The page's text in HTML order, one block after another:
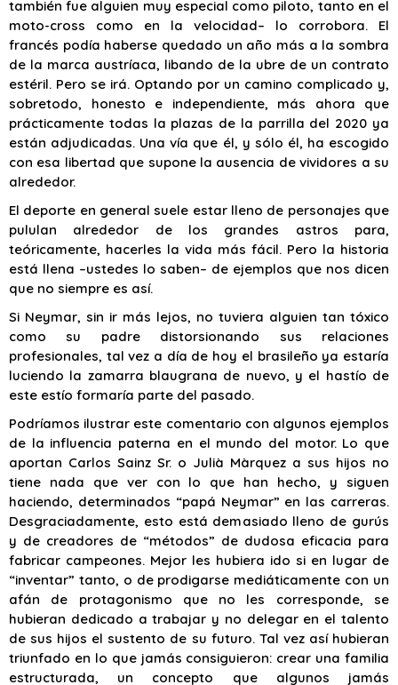
también fue alguien muy especial como piloto, tanto en el
moto-cross como en la velocidad– lo corrobora. El
francés podía haberse quedado un año más a la sombra
de la marca austríaca, libando de la ubre de un contrato
estéril. Pero se irá. Optando por un camino complicado y,
sobretodo, honesto e independiente, más ahora que
prácticamente todas la plazas de la parrilla del 2020 ya
están adjudicadas. Una vía que él, y sólo él, ha escogido
con esa libertad que supone la ausencia de vividores a su
alrededor.
El deporte en general suele estar lleno de personajes que
pululan alrededor de los grandes astros para,
teóricamente, hacerles la vida más fácil. Pero la historia
está llena –ustedes lo saben– de ejemplos que nos dicen
que no siempre es así.
Si Neymar, sin ir más lejos, no tuviera alguien tan tóxico
como su padre distorsionando sus relaciones
profesionales, tal vez a día de hoy el brasileño ya estaría
luciendo la zamarra blaugrana de nuevo, y el hastío de
este estío formaría parte del pasado.
Podríamos ilustrar este comentario con algunos ejemplos
de la influencia paterna en el mundo del motor. Lo que
aportan Carlos Sainz Sr. o Julià Màrquez a sus hijos no
tiene nada que ver con lo que han hecho, y siguen
haciendo, determinados “papá Neymar” en las carreras.
Desgraciadamente, esto está demasiado lleno de gurús
y de creadores de “métodos” de dudosa eficacia para
fabricar campeones. Mejor les hubiera ido si en lugar de
“inventar” tanto, o de prodigarse mediáticamente con un
afán de protagonismo que no les corresponde, se
hubieran dedicado a trabajar y no delegar en el talento
de sus hijos el sustento de su futuro. Tal vez así hubieran
triunfado en lo que jamás consiguieron: crear una familia
estructurada, un concepto que algunos jamás